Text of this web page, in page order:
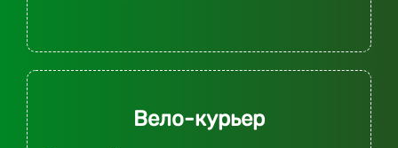
Вело-курьер